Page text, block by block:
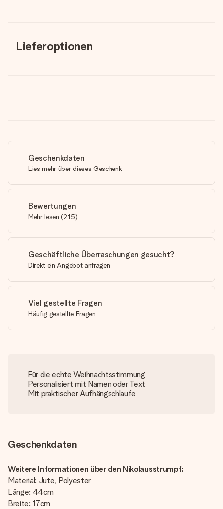
Lieferoptionen
Geschenkdaten
Lies mehr über dieses Geschenk
Bewertungen
Mehr lesen (215)
Geschäftliche Überraschungen gesucht?
Direkt ein Angebot anfragen
Viel gestellte Fragen
Häufig gestellte Fragen
Für die echte Weihnachtsstimmung
Personalisiert mit Namen oder Text
Mit praktischer Aufhängschlaufe
Geschenkdaten
Weitere Informationen über den Nikolausstrumpf:
Material: Jute, Polyester
Länge: 44cm
Breite: 17cm